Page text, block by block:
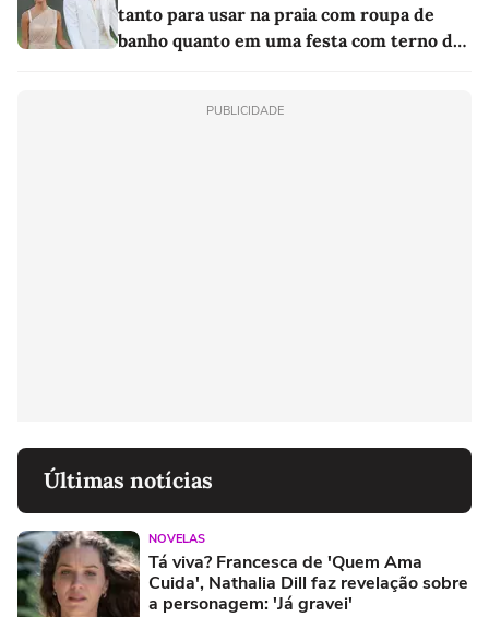
tanto para usar na praia com roupa de
banho quanto em uma festa com terno de
PUBLICIDADE
Últimas notícias
NOVELAS
Tá viva? Francesca de 'Quem Ama
Cuida', Nathalia Dill faz revelação sobre
a personagem: 'Já gravei'